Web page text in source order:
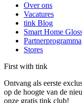
Over ons
Vacatures
tink Blog
Smart Home
Partnerprogramma
Stores
First with tink
Ontvang als eerste
op de hoogte van de
onze gratis tink club!